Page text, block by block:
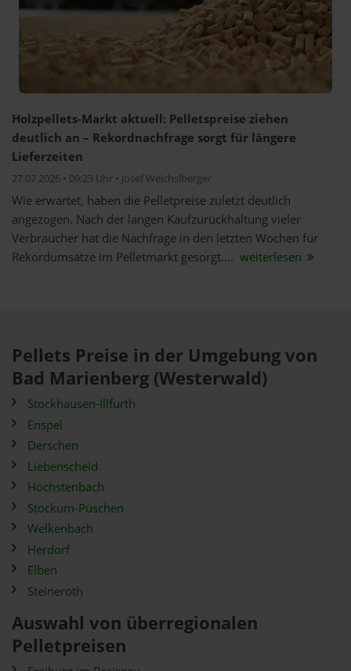
Holzpellets-Markt aktuell: Pelletspreise ziehen
deutlich an – Rekordnachfrage sorgt für längere
Lieferzeiten
27.07.2026 • 09:23 Uhr • Josef Weichslberger
Wie erwartet, haben die Pelletpreise zuletzt deutlich
angezogen. Nach der langen Kaufzurückhaltung vieler
Verbraucher hat die Nachfrage in den letzten Wochen für
Rekordumsätze im Pelletmarkt gesorgt.... weiterlesen
Pellets Preise in der Umgebung von
Bad Marienberg (Westerwald)
Stockhausen-Illfurth
Enspel
Derschen
Liebenscheid
Höchstenbach
Stockum-Püschen
Welkenbach
Herdorf
Elben
Steineroth
Auswahl von überregionalen
Pelletpreisen